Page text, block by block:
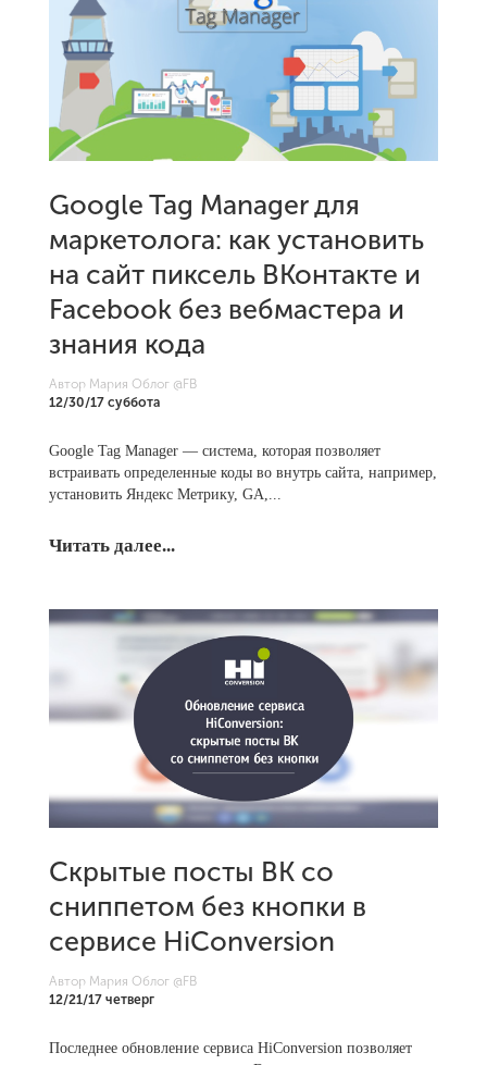
Google Tag Manager для
маркетолога: как установить
на сайт пиксель ВКонтакте и
Facebook без вебмастера и
знания кода
Автор Мария Облог @FB
12/30/17 суббота
Google Tag Manager — система, которая позволяет
встраивать определенные коды во внутрь сайта, например,
установить Яндекс Метрику, GA,...
Читать далее...
Скрытые посты ВК со
сниппетом без кнопки в
сервисе HiConversion
Автор Мария Облог @FB
12/21/17 четверг
Последнее обновление сервиса HiConversion позволяет